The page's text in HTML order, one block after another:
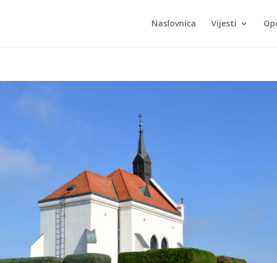
Naslovnica Vijesti